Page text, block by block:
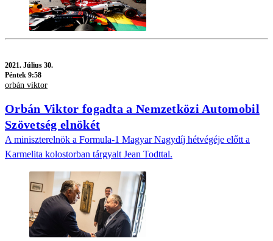
2021. Július 30.
Péntek 9:58
orbán viktor
Orbán Viktor fogadta a Nemzetközi Automobil
Szövetség elnökét
A miniszterelnök a Formula-1 Magyar Nagydíj hétvégéje előtt a
Karmelita kolostorban tárgyalt Jean Todttal.